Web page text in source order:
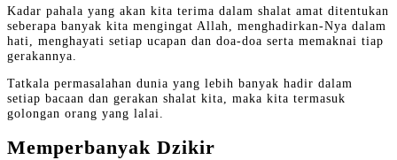
Kadar pahala yang akan kita terima dalam shalat amat ditentukan
seberapa banyak kita mengingat Allah, menghadirkan-Nya dalam
hati, menghayati setiap ucapan dan doa-doa serta memaknai tiap
gerakannya.
Tatkala permasalahan dunia yang lebih banyak hadir dalam
setiap bacaan dan gerakan shalat kita, maka kita termasuk
golongan orang yang lalai.
Memperbanyak Dzikir